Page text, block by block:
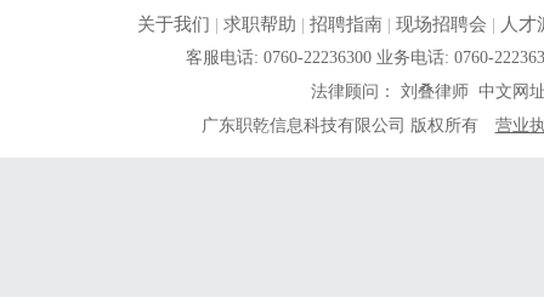
关于我们 | 求职帮助 | 招聘指南| 现场招聘会 | 人才
客服电话: 0760-22236300 业务电话: 0760-
法律顾问： 刘叠律师 中文网
广东职乾信息科技有限公司 版权所有
营业